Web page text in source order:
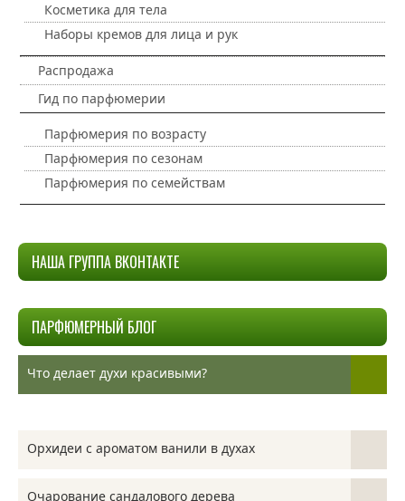
Косметика для тела
Наборы кремов для лица и рук
Распродажа
Гид по парфюмерии
Парфюмерия по возрасту
Парфюмерия по сезонам
Парфюмерия по семействам
НАША ГРУППА ВКОНТАКТЕ
ПАРФЮМЕРНЫЙ БЛОГ
Что делает духи красивыми?
Орхидеи с ароматом ванили в духах
Очарование сандалового дерева